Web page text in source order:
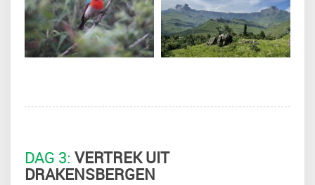
DAG 3: VERTREK UIT
DRAKENSBERGEN